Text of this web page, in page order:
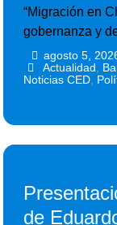
“Migración en
gobernanza y
agosto 5,
Actualidad
Noticias CED
de